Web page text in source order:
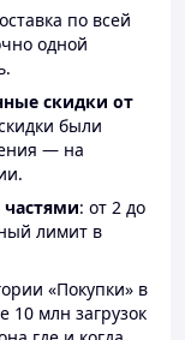
по всей
одной
скидки от
были
— на
: от 2 до
лимит в
«Покупки» в
10 млн загрузок